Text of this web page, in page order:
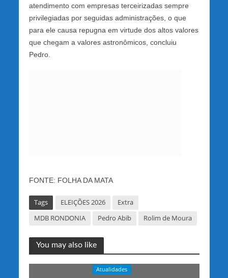
atendimento com empresas terceirizadas sempre
privilegiadas por seguidas administrações, o que
para ele causa repugna em virtude dos altos valores
que chegam a valores astronômicos, concluiu
Pedro.
FONTE: FOLHA DA MATA
Tags ELEIÇÕES 2026
Extra
MDB RONDONIA
Pedro Abib Rolim de Moura
You may also like
Atualidades